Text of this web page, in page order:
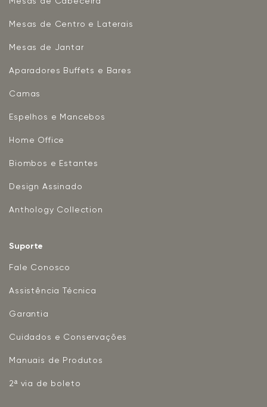
Mesas de Centro e Laterais
Mesas de Jantar
Aparadores Buffets e Bares
Camas
Espelhos e Mancebos
Home Office
Biombos e Estantes
Design Assinado
Anthology Collection
Suporte
Fale Conosco
Assistência Técnica
Garantia
Cuidados e Conservações
Manuais de Produtos
2ª via de boleto